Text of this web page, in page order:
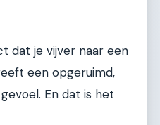
dat je vijver naar een
een opgeruimd,
En dat is het